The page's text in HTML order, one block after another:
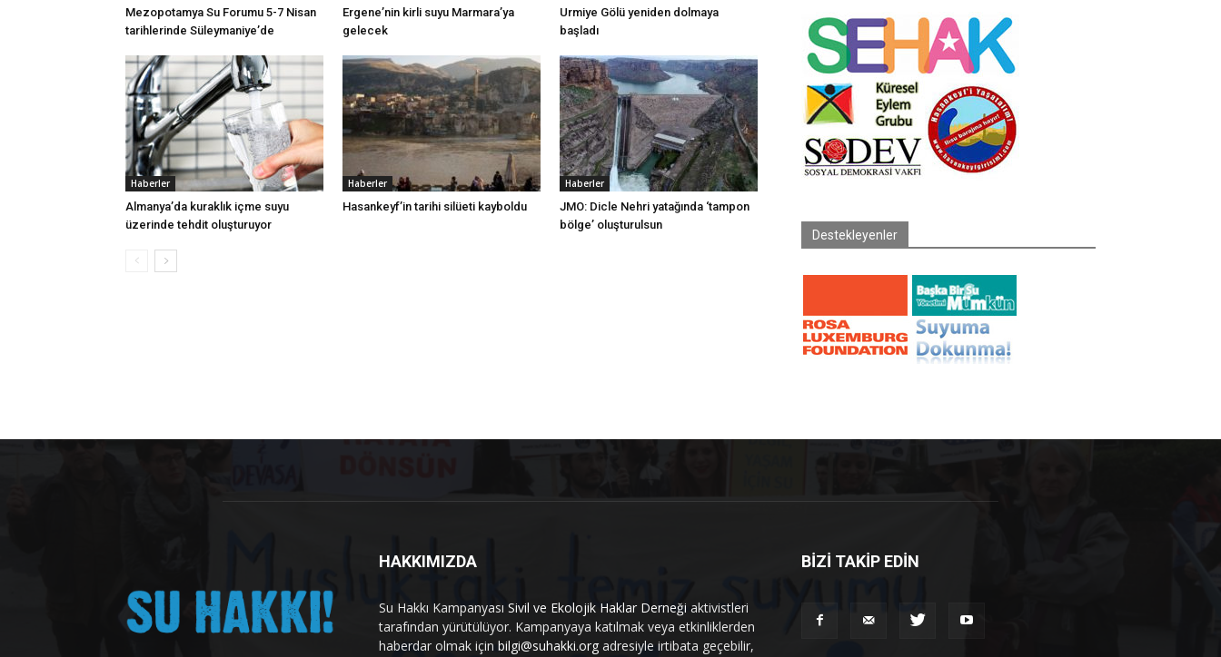
Mezopotamya Su Forumu 5-7 Nisan
tarihlerinde Süleymaniye’de
Ergene’nin kirli suyu Marmara’ya
gelecek
Urmiye Gölü yeniden dolmaya
başladı
Haberler
Almanya’da kuraklık içme suyu
üzerinde tehdit oluşturuyor
Haberler
Hasankeyf’in tarihi silüeti kayboldu
Haberler
JMO: Dicle Nehri yatağında ‘tampon
bölge’ oluşturulsun
Destekleyenler
HAKKIMIZDA
Su Hakkı Kampanyası Sivil ve Ekolojik Haklar Derneği aktivistleri
tarafından yürütülüyor. Kampanyaya katılmak veya etkinliklerden
haberdar olmak için bilgi@suhakki.org adresiyle irtibata geçebilir,
BİZİ TAKİP EDİN